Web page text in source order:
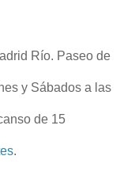
Río. Paseo de
y Sábados a las
de 15
.